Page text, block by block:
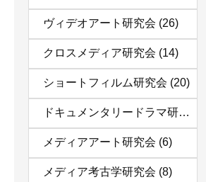
ヴィデオアート研究会 (26)
クロスメディア研究会 (14)
ショートフィルム研究会 (20)
ドキュメンタリードラマ研究会
メディアアート研究会 (6)
メディア考古学研究会 (8)